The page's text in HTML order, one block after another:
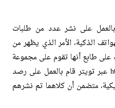
على نشر عدد من طلبات
الذكية، الأمر الذي يظهر من
على طابع أنها تقوم على مجموعة
من الشكوك، حيث أن حساب h0x0d عبر تويتر قام بالعمل على رصد
متضمن أن كلاهما تم نشرهم